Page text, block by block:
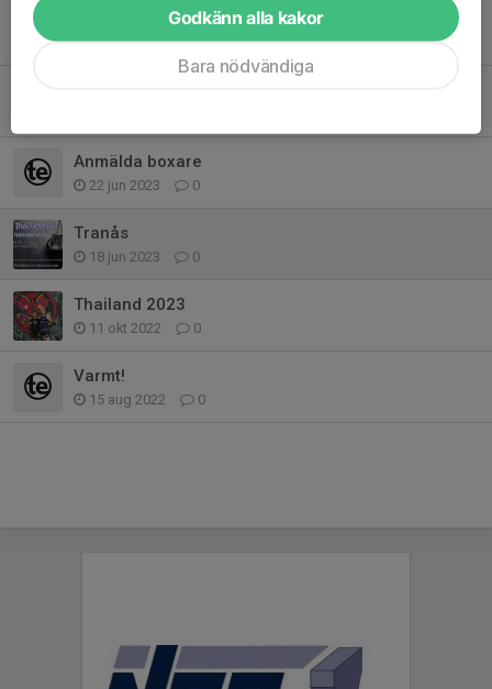
Thaiboxning imorgon.
3 jun 2024 0
Anmälda boxare
22 jun 2023 0
Tranås
18 jun 2023 0
Thailand 2023
11 okt 2022 0
Varmt!
15 aug 2022 0
Godkänn alla kakor
Bara nödvändiga